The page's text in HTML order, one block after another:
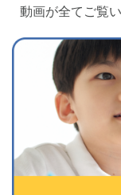
動画が全てご覧
四谷大塚志望校
冬期(12月〜1月)
予習シリーズテ
TopGun特訓
コベツバからの